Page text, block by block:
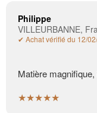
Philippe
VILLEURBANNE,
✔ Achat vérifié du 12/
Matière
★★★★★